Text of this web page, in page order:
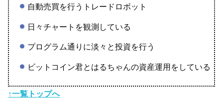
自動売買を行うトレードロボット
日々チャートを観測している
プログラム通りに淡々と投資を行う
ビットコイン君とはるちゃんの資産運用をしている
↑一覧トップへ